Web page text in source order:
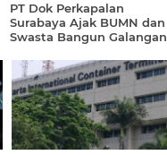
PT Dok Perkapalan
Surabaya Ajak BUMN dan
Swasta Bangun Galangan